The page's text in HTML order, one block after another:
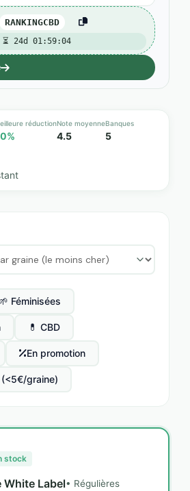
RANKINGCBD
⏳ 24d 01:59:02
réductionNote moyenne
4.5
Banques
5
Féminisées
💊 CBD
En promotion
graine)
stock
White Label• Régulières